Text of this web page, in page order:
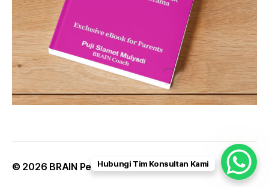
© 2026 BRAIN Personalities Up↑
Hubungi Tim Konsultan Kami